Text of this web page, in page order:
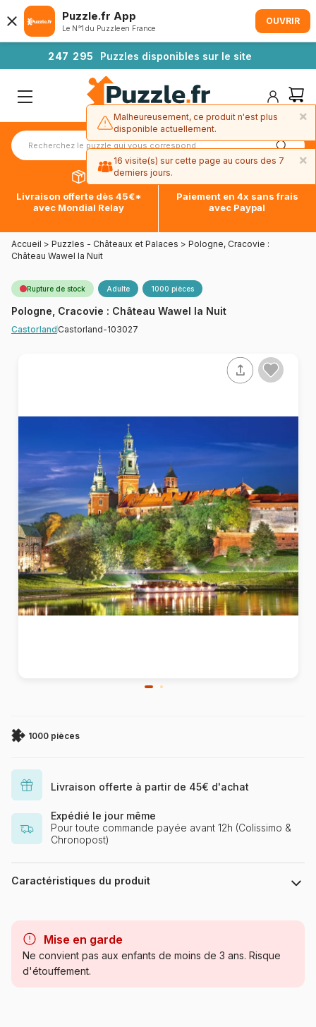
247 295 Puzzles disponibles sur le site
Livraison offerte dès 45€*
avec Mondial Relay
Paiement en 4x sans frais
avec Paypal
Accueil > Puzzles - Châteaux et Palaces > Pologne, Cracovie :
Château Wawel la Nuit
Rupture de stock Adulte 1000 pièces
Pologne, Cracovie : Château Wawel la Nuit
Castorland Castorland-103027
1000 pièces
Livraison offerte à partir de 45€ d'achat
Expédié le jour même
Pour toute commande payée avant 12h (Colissimo &
Chronopost)
Caractéristiques du produit
Catégorie
Mise en garde
Ne convient pas aux enfants de moins de 3 ans. Risque
d'étouffement.
Puzzle.fr App
Le N°1 du Puzzle en France
OUVRIR
×
Malheureusement, ce produit n'est plus
disponible actuellement.
×
16 visite(s) sur cette page au cours des 7
derniers jours.